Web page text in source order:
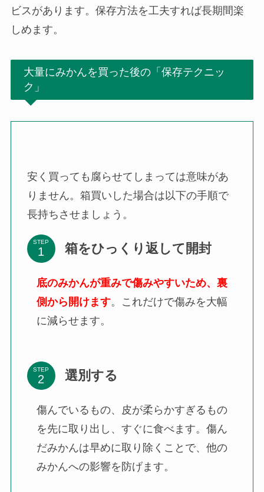
ビスがあります。保存方法を工夫すれば長期間楽
しめます。
大量にみかんを買った後の「保存テクニッ
ク」
安く買っても腐らせてしまっては意味があ
りません。箱買いした場合は以下の手順で
長持ちさせましょう。
STEP 箱をひっくり返して開封
底のみかんが重みで傷みやすいため、裏
側から開けます。これだけで傷みを大幅
に減らせます。
STEP 選別する
傷んでいるもの、皮が柔らかすぎるもの
を先に取り出し、すぐに食べます。傷ん
だみかんは早めに取り除くことで、他の
みかんへの影響を防げます。